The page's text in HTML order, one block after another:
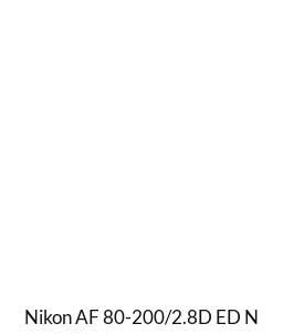
Nikon AF 80-200/2.8D ED N